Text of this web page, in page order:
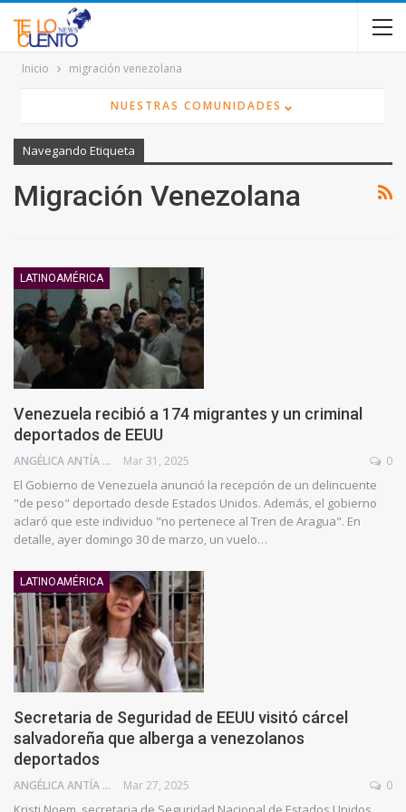
Inicio migración venezolana
NUESTRAS COMUNIDADES ⌄
Navegando Etiqueta
Migración Venezolana
LATINOAMÉRICA
Venezuela recibió a 174 migrantes y un criminal
deportados de EEUU
ANGÉLICA ANTÍA AZUAJE Mar 31, 2025 0
El Gobierno de Venezuela anunció la recepción de un delincuente
"de peso" deportado desde Estados Unidos. Además, el gobierno
aclaró que este individuo "no pertenece al Tren de Aragua". En
detalle, ayer domingo 30 de marzo, un vuelo…
LATINOAMÉRICA
Secretaria de Seguridad de EEUU visitó cárcel
salvadoreña que alberga a venezolanos
deportados
ANGÉLICA ANTÍA AZUAJE Mar 27, 2025 0